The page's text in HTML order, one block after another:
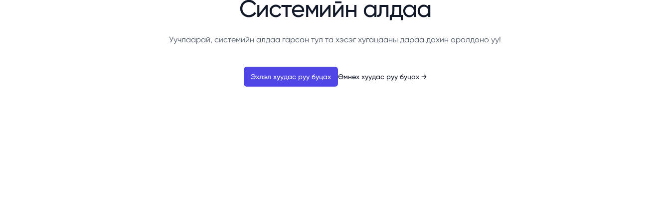
Системийн алдаа
Уучлаарай, системийн алдаа гарсан тул та хэсэг хугацааны дараа дахин оролдоно уу!
Эхлэл хуудас руу буцах Өмнөх хуудас руу буцах →